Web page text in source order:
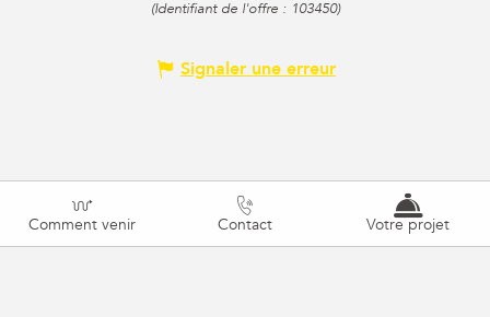
(Identifiant de l'offre : 103450)
Signaler une erreur
Comment venir Contact Votre projet